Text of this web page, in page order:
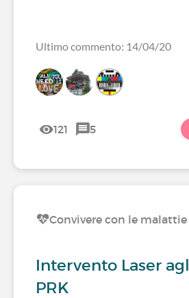
Ultimo commento: 14/04/20
121 5
Convivere con le
Intervento Laser
PRK